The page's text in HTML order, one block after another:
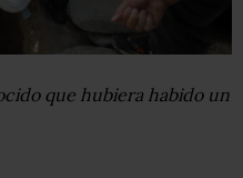
que hubiera habido un